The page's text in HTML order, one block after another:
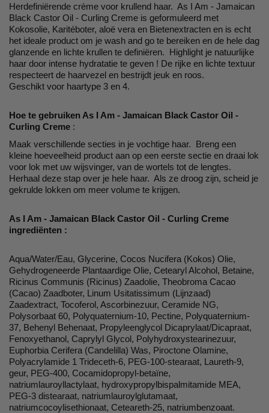
Herdefiniërende crème voor krullend haar. As I Am - Jamaican
Black Castor Oil - Curling Creme is geformuleerd met
Kokosolie, Karitéboter, aloë vera en Bietenextracten en is echt
het ideale product om je wash and go te bereiken en de hele dag
glanzende en lichte krullen te definiëren. Highlight je natuurlijke
haar door intense hydratatie te geven ! De rijke en lichte textuur
respecteert de haarvezel en bestrijdt jeuk en roos.
Geschikt voor haartype 3 en 4.
Hoe te gebruiken As I Am - Jamaican Black Castor Oil -
Curling Creme :
Maak verschillende secties in je vochtige haar. Breng een
kleine hoeveelheid product aan op een eerste sectie en draai lok
voor lok met uw wijsvinger, van de wortels tot de lengtes.
Herhaal deze stap over je hele haar. Als ze droog zijn, scheid je
gekrulde lokken om meer volume te krijgen.
As I Am - Jamaican Black Castor Oil - Curling Creme
ingrediënten :
Aqua/Water/Eau, Glycerine, Cocos Nucifera (Kokos) Olie,
Gehydrogeneerde Plantaardige Olie, Cetearyl Alcohol, Betaine,
Ricinus Communis (Ricinus) Zaadolie, Theobroma Cacao
(Cacao) Zaadboter, Linum Usitatissimum (Lijnzaad)
Zaadextract, Tocoferol, Ascorbinezuur, Ceramide NG,
Polysorbaat 60, Polyquaternium-10, Pectine, Polyquaternium-
37, Behenyl Behenaat, Propyleenglycol Dicaprylaat/Dicapraat,
Fenoxyethanol, Caprylyl Glycol, Polyhydroxystearinezuur,
Euphorbia Cerifera (Candelilla) Was, Piroctone Olamine,
Polyacrylamide 1 Trideceth-6, PEG-100-stearaat, Laureth-9,
geur, PEG-400, Cocamidopropyl-betaïne,
natriumlauroyllactylaat, hydroxypropylbispalmitamide MEA,
PEG-3 distearaat, natriumlauroylglutamaat,
natriumcocoylisethionaat, Ceteareth-25, natriumbenzoaat.